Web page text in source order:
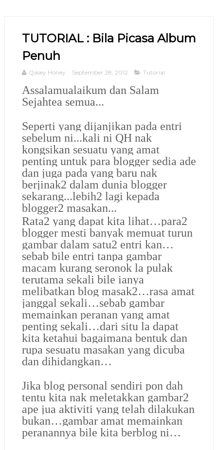
TUTORIAL : Bila Picasa Album
Penuh
Qasey Honey September 28, 2012 Tutorial
Assalamualaikum dan Salam
Sejahtea semua...
Seperti yang dijanjikan pada entri
sebelum ni...kali ni QH nak
kongsikan sesuatu yang amat
penting untuk para blogger sedia ade
dan juga pada yang baru nak
berjinak2 dalam dunia blogger
sekarang...lebih2 lagi kepada
blogger2 masakan...
Rata2 yang dapat kita lihat…para2
blogger mesti banyak memuat turun
gambar dalam satu2 entri kan…
sebab bile entri tanpa gambar
macam kurang seronok la pulak
terutama sekali bile ianya
melibatkan blog masak2…rasa amat
janggal sekali…sebab gambar
memainkan peranan yang amat
penting sekali…dari situ la dapat
kita ketahui bagaimana bentuk dan
rupa sesuatu masakan yang dicuba
dan dihidangkan…
Jika blog personal sendiri pon dah
tentu kita nak meletakkan gambar2
ape jua aktiviti yang telah dilakukan
bukan…gambar amat memainkan
peranannya bile kita berblog ni…